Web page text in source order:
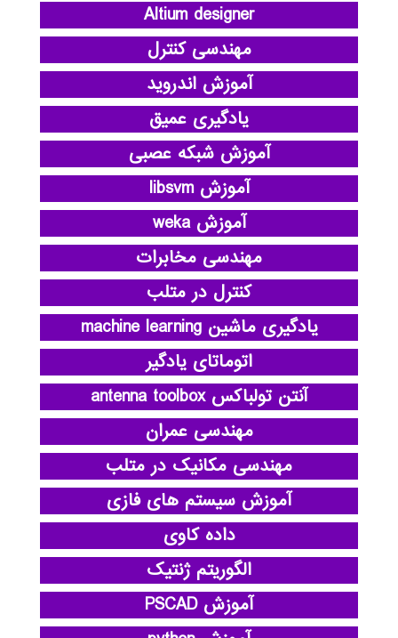
Altium designer
مهندسی کنترل
آموزش اندروید
یادگیری عمیق
آموزش شبکه عصبی
آموزش libsvm
آموزش weka
مهندسی مخابرات
کنترل در متلب
یادگیری ماشین machine learning
اتوماتای یادگیر
آنتن تولباکس antenna toolbox
مهندسی عمران
مهندسی مکانیک در متلب
آموزش سیستم های فازی
داده کاوی
الگوریتم ژنتیک
آموزش PSCAD